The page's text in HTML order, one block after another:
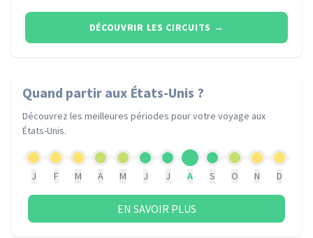
DÉCOUVRIR LES CIRCUITS →
Quand partir aux États-Unis ?
Découvrez les meilleures périodes pour votre voyage aux
États-Unis.
J F M A M J J A S O N D
EN SAVOIR PLUS